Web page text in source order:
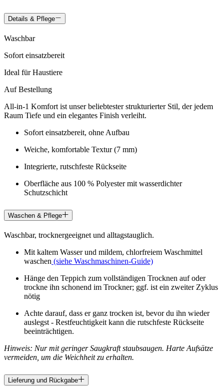
Details & Pflege
Waschbar
Sofort einsatzbereit
Ideal für Haustiere
Auf Bestellung
All-in-1 Komfort ist unser beliebtester strukturierter Stil, der jedem
Raum Tiefe und ein elegantes Finish verleiht.
Sofort einsatzbereit, ohne Aufbau
Weiche, komfortable Textur (7 mm)
Integrierte, rutschfeste Rückseite
Oberfläche aus 100 % Polyester mit wasserdichter
Schutzschicht
Waschen & Pflege
Waschbar, trocknergeeignet und alltagstauglich.
Mit kaltem Wasser und mildem, chlorfreiem Waschmittel
waschen (siehe Waschmaschinen-Guide)
Hänge den Teppich zum vollständigen Trocknen auf oder
trockne ihn schonend im Trockner; ggf. ist ein zweiter Zyklus
nötig
Achte darauf, dass er ganz trocken ist, bevor du ihn wieder
auslegst - Restfeuchtigkeit kann die rutschfeste Rückseite
beeinträchtigen.
Hinweis: Nur mit geringer Saugkraft staubsaugen. Harte Aufsätze
vermeiden, um die Weichheit zu erhalten.
Lieferung und Rückgabe